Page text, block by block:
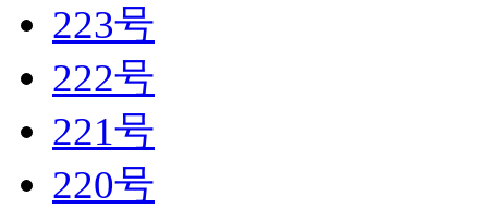
223号
222号
221号
220号